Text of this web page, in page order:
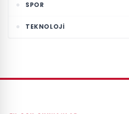
SPOR
TEKNOLOJI